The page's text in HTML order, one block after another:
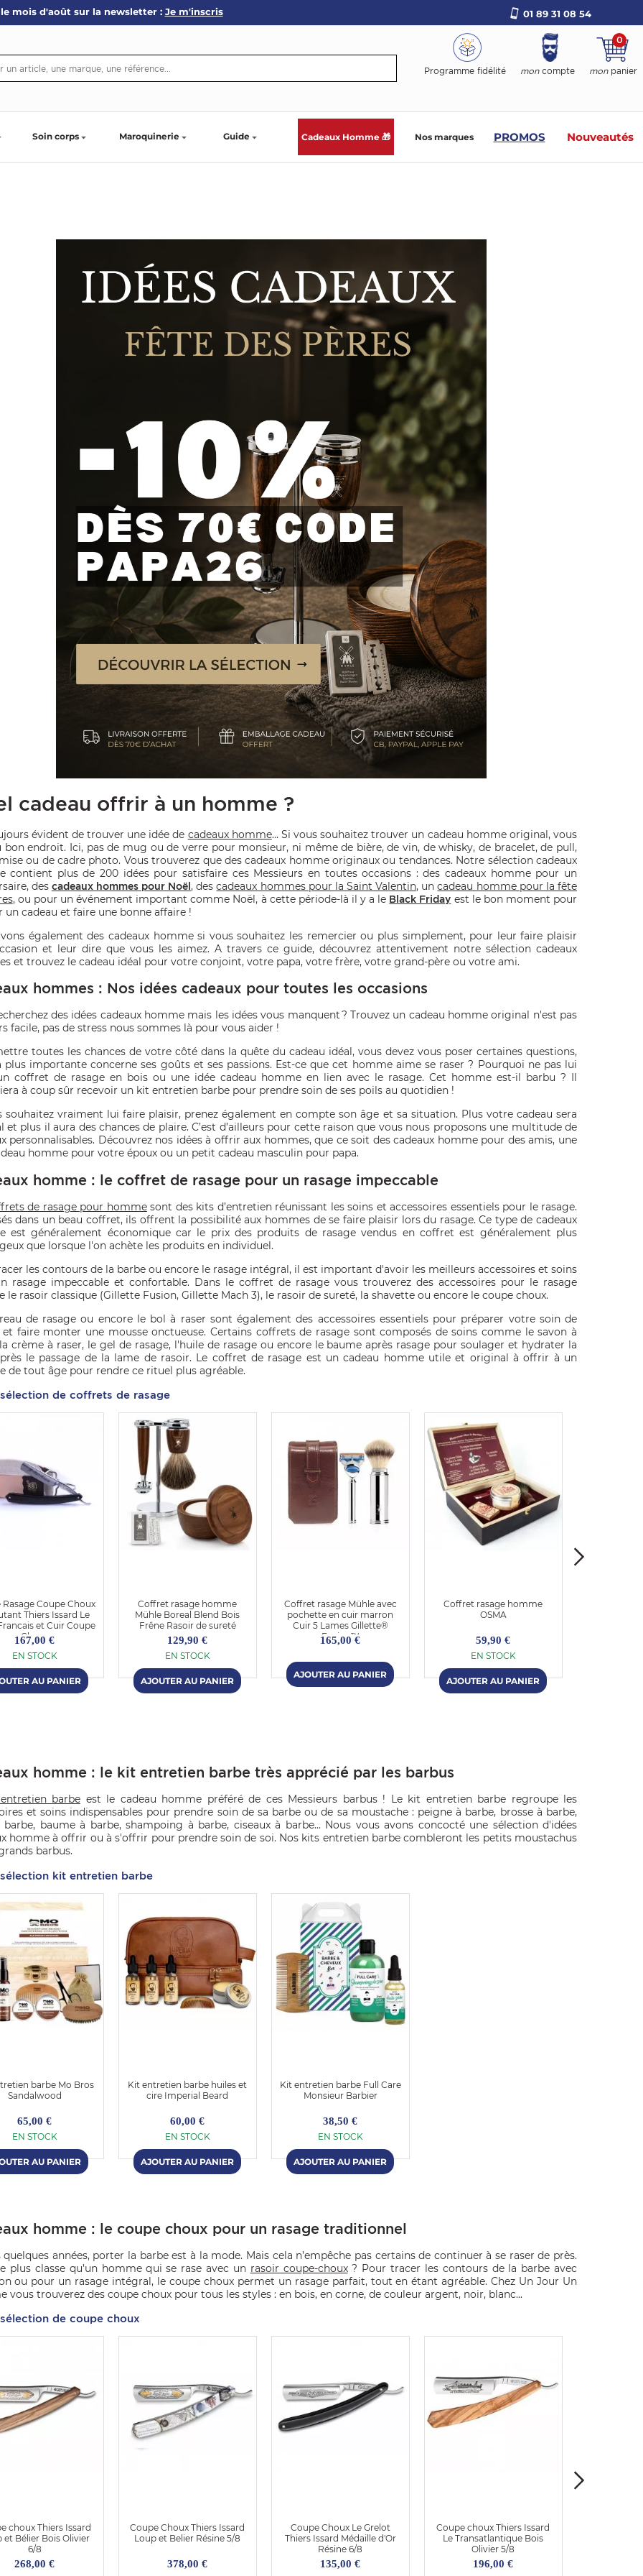
le mois d'août sur la newsletter : Je m'inscris 01 89 31 08 54
Programme fidélité mon compte mon panier
0
Soin corps Maroquinerie Guide Cadeaux Homme 🎁 Nos marques PROMOS Nouveautés
cadeau offrir à un homme ?
évident de trouver une idée de cadeaux homme… Si vous souhaitez trouver un cadeau homme original, vous
bon endroit. Ici, pas de mug ou de verre pour monsieur, ni même de bière, de vin, de whisky, de bracelet, de pull,
ou de cadre photo. Vous trouverez que des cadeaux homme originaux ou tendances. Notre sélection cadeaux
contient plus de 200 idées pour satisfaire ces Messieurs en toutes occasions : des cadeaux homme pour un
des cadeaux hommes pour Noël, descadeaux hommes pour la Saint Valentin, uncadeau homme pour la fête
, ou pour un événement important comme Noël, à cette période-là il y a le Black Friday est le bon moment pour
un cadeau et faire une bonne affaire !
également des cadeaux homme si vous souhaitez les remercier ou plus simplement, pour leur faire plaisir
et leur dire que vous les aimez. A travers ce guide, découvrez attentivement notre sélection cadeaux
et trouvez le cadeau idéal pour votre conjoint, votre papa, votre frère, votre grand-père ou votre ami.
hommes : Nos idées cadeaux pour toutes les occasions
des idées cadeaux homme mais les idées vous manquent ? Trouvez un cadeau homme original n'est pas
facile, pas de stress nous sommes là pour vous aider !
toutes les chances de votre côté dans la quête du cadeau idéal, vous devez vous poser certaines questions,
plus importante concerne ses goûts et ses passions. Est-ce que cet homme aime se raser ? Pourquoi ne pas lui
coffret de rasage en bois ou une idée cadeau homme en lien avec le rasage. Cet homme est-il barbu ? Il
à coup sûr recevoir un kit entretien barbe pour prendre soin de ses poils au quotidien !
souhaitez vraiment lui faire plaisir, prenez également en compte son âge et sa situation. Plus votre cadeau sera
et plus il aura des chances de plaire. C’est d’ailleurs pour cette raison que vous nous proposons une multitude de
personnalisables. Découvrez nos idées à offrir aux hommes, que ce soit des cadeaux homme pour des amis, une
homme pour votre époux ou un petit cadeau masculin pour papa.
homme : le coffret de rasage pour un rasage impeccable
de rasage pour hommesont des kits d’entretien réunissant les soins et accessoires essentiels pour le rasage.
dans un beau coffret, ils offrent la possibilité aux hommes de se faire plaisir lors du rasage. Ce type de cadeaux
est généralement économique car le prix des produits de rasage vendus en coffret est généralement plus
que lorsque l'on achète les produits en individuel.
les contours de la barbe ou encore le rasage intégral, il est important d'avoir les meilleurs accessoires et soins
rasage impeccable et confortable. Dans le coffret de rasage vous trouverez des accessoires pour le rasage
le rasoir classique (Gillette Fusion, Gillette Mach 3), le rasoir de sureté, la shavette ou encore le coupe choux.
de rasage ou encore le bol à raser sont également des accessoires essentiels pour préparer votre soin de
et faire monter une mousse onctueuse. Certains coffrets de rasage sont composés de soins comme le savon à
crème à raser, le gel de rasage, l'huile de rasage ou encore le baume après rasage pour soulager et hydrater la
le passage de la lame de rasoir. Le coffret de rasage est un cadeau homme utile et original à offrir à un
de tout âge pour rendre ce rituel plus agréable.
de coffrets de rasage
Rasage Coupe Choux
Thiers Issard Le
et Cuir Coupe
Choux
167,00 €
EN STOCK
Coffret rasage homme
Mühle Boreal Blend Bois
Frêne Rasoir de sureté
129,90 €
EN STOCK
Coffret rasage Mühle avec
pochette en cuir marron
Cuir 5 Lames Gillette®
Fusion™
165,00 €
Coffret rasage homme
OSMA
59,90 €
EN STOCK
homme : le kit entretien barbe très apprécié par les barbus
barbe est le cadeau homme préféré de ces Messieurs barbus ! Le kit entretien barbe regroupe les
et soins indispensables pour prendre soin de sa barbe ou de sa moustache : peigne à barbe, brosse à barbe,
barbe, baume à barbe, shampoing à barbe, ciseaux à barbe... Nous vous avons concocté une sélection d'idées
homme à offrir ou à s'offrir pour prendre soin de soi. Nos kits entretien barbe combleront les petits moustachus
barbus.
kit entretien barbe
barbe Mo Bros
Sandalwood
65,00 €
EN STOCK
Kit entretien barbe huiles et
cire Imperial Beard
60,00 €
EN STOCK
Kit entretien barbe Full Care
Monsieur Barbier
38,50 €
EN STOCK
homme : le coupe choux pour un rasage traditionnel
quelques années, porter la barbe est à la mode. Mais cela n’empêche pas certains de continuer à se raser de près.
plus classe qu’un homme qui se rase avec un rasoir coupe-choux? Pour tracer les contours de la barbe avec
ou pour un rasage intégral, le coupe choux permet un rasage parfait, tout en étant agréable. Chez Un Jour Un
vous trouverez des coupe choux pour tous les styles : en bois, en corne, de couleur argent, noir, blanc...
de coupe choux
choux Thiers Issard
et Bélier Bois Olivier
6/8
268,00 €
Coupe Choux Thiers Issard
Loup et Belier Résine 5/8
378,00 €
Coupe Choux Le Grelot
Thiers Issard Médaille d'Or
Résine 6/8
135,00 €
Coupe choux Thiers Issard
Le Transatlantique Bois
Olivier 5/8
196,00 €